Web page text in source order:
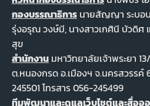
กองบรรณาธิการ นายสัญญา ระบอ
รุ่งอรุณ วงษ์มี, นางสาวเกศินี บัวดิ
สุข
สำนักงาน มหาวิทยาลัยเจ้าพระยา
ต.หนองกรด อ.เมืองฯ จ.นครสวรร
245501 โทรสาร 056-245499
ทีมพัฒนาและดูแลเว็บไชต์และสื่ออ